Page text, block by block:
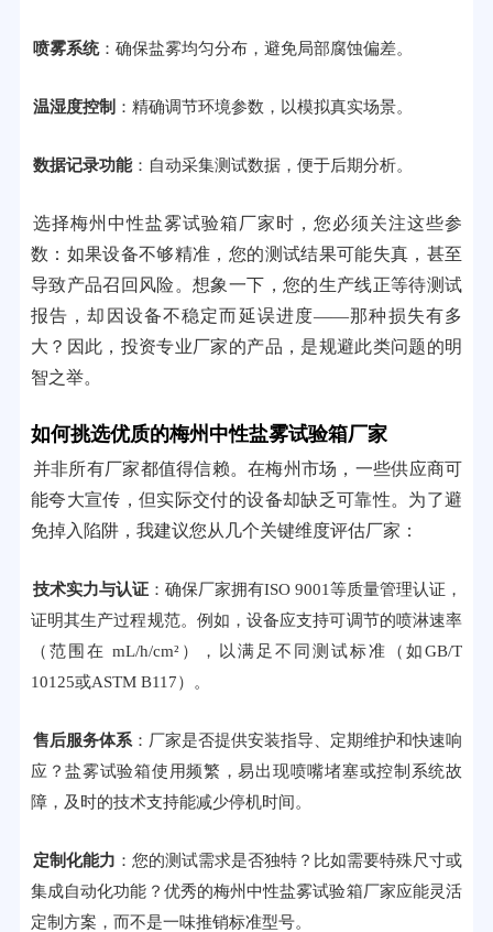
喷雾系统：确保盐雾均匀分布，避免局部腐蚀偏差。
温湿度控制 ：精确调节环境参数，以模拟真实场景。
数据记录功能：自动采集测试数据，便于后期分析。
选择梅州中性盐雾试验箱厂家时，您必须关注这些参
数：如果设备不够精准，您的测试结果可能失真，甚至
导致产品召回风险。想象一下，您的生产线正等待测试
报告，却因设备不稳定而延误进度——那种损失有多
大？因此，投资专业厂家的产品，是规避此类问题的明
智之举。
如何挑选优质的梅州中性盐雾试验箱厂家
并非所有厂家都值得信赖。在梅州市场，一些供应商可
能夸大宣传，但实际交付的设备却缺乏可靠性。为了避
免掉入陷阱，我建议您从几个关键维度评估厂家：
技术实力与认证：确保厂家拥有ISO 9001等质量管理认证，
证明其生产过程规范。例如，设备应支持可调节的喷淋速率
（范围在 mL/h/cm²），以满足不同测试标准（如GB/T
10125或ASTM B117）。
售后服务体系：厂家是否提供安装指导、定期维护和快速响
应？盐雾试验箱使用频繁，易出现喷嘴堵塞或控制系统故
障，及时的技术支持能减少停机时间。
定制化能力 ：您的测试需求是否独特？比如需要特殊尺寸或
集成自动化功能？优秀的梅州中性盐雾试验箱厂家应能灵活
定制方案，而不是一味推销标准型号。